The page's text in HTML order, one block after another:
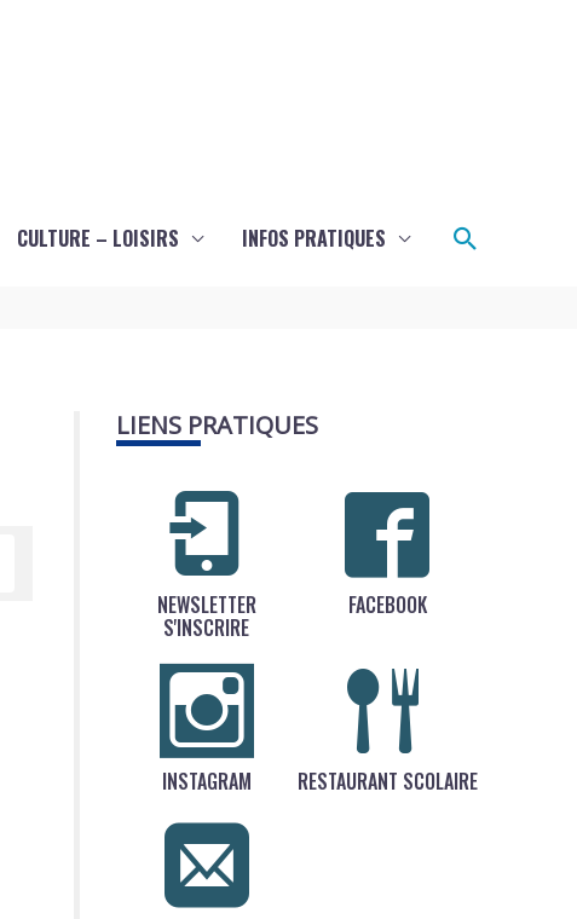
CULTURE – LOISIRS INFOS PRATIQUES
LIENS PRATIQUES
NEWSLETTER
S'INSCRIRE
FACEBOOK
INSTAGRAM RESTAURANT SCOLAIRE